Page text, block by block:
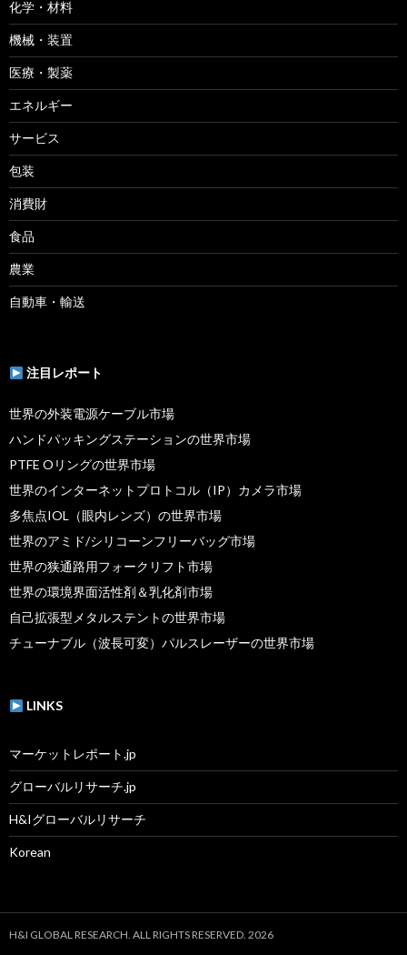
化学・材料
機械・装置
医療・製薬
エネルギー
サービス
包装
消費財
食品
農業
自動車・輸送
注目レポート
世界の外装電源ケーブル市場
ハンドパッキングステーションの世界市場
PTFE Oリングの世界市場
世界のインターネットプロトコル（IP）カメラ市場
多焦点IOL（眼内レンズ）の世界市場
世界のアミド/シリコーンフリーバッグ市場
世界の狭通路用フォークリフト市場
世界の環境界面活性剤＆乳化剤市場
自己拡張型メタルステントの世界市場
チューナブル（波長可変）パルスレーザーの世界市場
LINKS
マーケットレポート.jp
グローバルリサーチ.jp
H&Iグローバルリサーチ
Korean
H&I GLOBAL RESEARCH. ALL RIGHTS RESERVED. 2026